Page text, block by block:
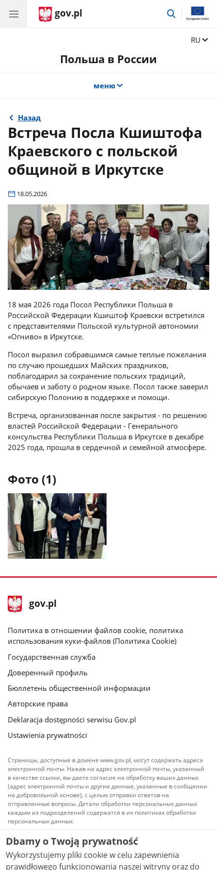
gov.pl поиск
RU
Польша в России
меню
Назад
Встреча Посла Кшиштофа
Краевского с польской
общиной в Иркутске
18.05.2026
18 мая 2026 года Посол Республики Польша в
Российской Федерации Кшиштоф Краевски встретился
с представителями Польской культурной автономии
«Огниво» в Иркутске.
Посол выразил собравшимся самые теплые пожелания
по случаю прошедших Майских праздников,
поблагодарил за сохранение польских традиций,
обычаев и заботу о родном языке. Посол также заверил
сибирскую Полонию в поддержке и помощи.
Встреча, организованная после закрытия - по решению
властей Российской Федерации - Генерального
консульства Республики Польша в Иркутске в декабре
2025 года, прошла в сердечной и семейной атмосфере.
Фото (1)
фото
в
галерее.
stopka
gov.pl
Главная
gov.pl
gov.pl
Политика в отношении файлов cookie, политика
использования куки-файлов (Политика Cookie)
Государственная служба
Доверенный профиль
Бюллетень общественной информации
Авторские права
Deklaracja dostępności serwisu Gov.pl
Ustawienia prywatności
Страницы, доступные в домене www.gov.pl, могут содержать адреса
электронной почты. Нажав на адрес электронной почты, указанный
в качестве ссылки, вы даете согласие на обработку ваших данных
(адрес электронной почты и другие данные, указанные в сообщении
на добровольной основе), с целью отправки ответов на
отправленные вопросы. Детали обработки персональных данных
каждым из подразделений содержатся в их политиках обработки
персональных данных.
Весь контент, публикуемый на сайте, доступен по
лицензииАтрибуция Creative Commons 3.0 PL
(Атрибуция Творческого сообщества), если не
указано иное.
Dbamy o Twoją prywatność
Wykorzystujemy pliki cookie w celu zapewnienia
prawidłowego funkcjonowania naszej witryny oraz do